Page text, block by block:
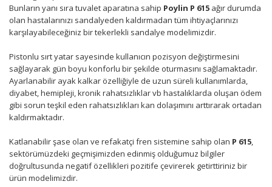
Bunların yanı sıra tuvalet aparatına sahip Poylin P 615 ağır durumda
olan hastalarınızı sandalyeden kaldırmadan tüm ihtiyaçlarınızı
karşılayabileceğiniz bir tekerlekli sandalye modelimizdir.
Pistonlu sırt yatar sayesinde kullanıcın pozisyon değiştirmesini
sağlayarak gün boyu konforlu bir şekilde oturmasını sağlamaktadır.
Ayarlanabilir ayak kalkar özelliğiyle de uzun süreli kullanımlarda,
diyabet, hemipleji, kronik rahatsızlıklar vb hastalıklarda oluşan ödem
gibi sorun teşkil eden rahatsızlıkları kan dolaşımını arttırarak ortadan
kaldırmaktadır.
Katlanabilir şase olan ve refakatçi fren sistemine sahip olan P 615,
sektörümüzdeki geçmişimizden edinmiş olduğumuz bilgiler
doğrultusunda negatif özellikleri pozitife çevirerek getirttiriniz bir
ürün modelimizdir.